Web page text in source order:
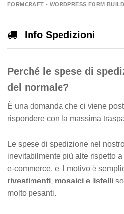
n
a
FORMCRAFT - WORDPRESS FORM
Info Spedizioni
Perché le spese di
del normale?
È una domanda che ci viene
rispondere con la massima
Le spese di spedizione nel
inevitabilmente più alte rispetto
e-commerce, e il motivo è
rivestimenti, mosaici e listelli
molto pesanti.